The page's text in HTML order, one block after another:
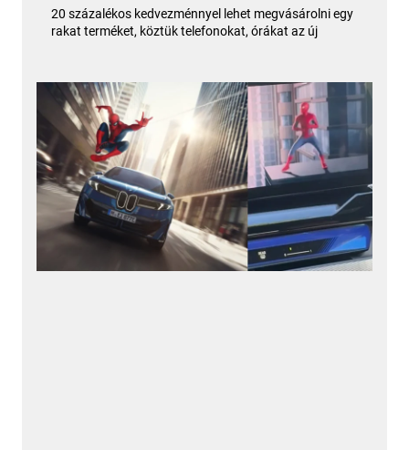
20 százalékos kedvezménnyel lehet megvásárolni egy
rakat terméket, köztük telefonokat, órákat az új